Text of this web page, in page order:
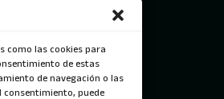
como las cookies para
de estas
de navegación o las
puede